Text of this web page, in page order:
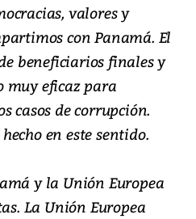
valores y
con Panamá. El
beneficiarios finales y
muy eficaz para
casos de corrupción.
en este sentido.
y la Unión Europea
La Unión Europea